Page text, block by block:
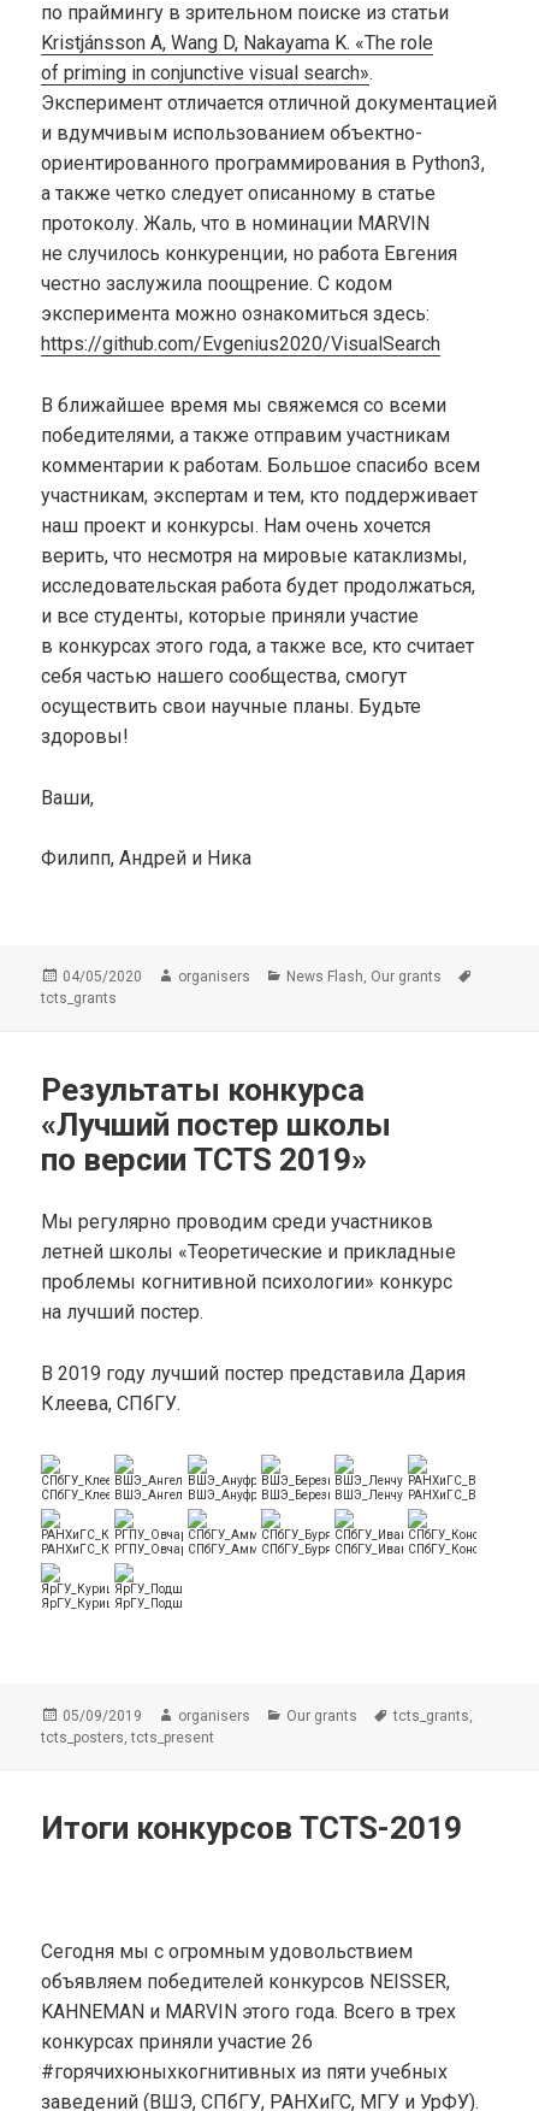
по праймингу в зрительном поиске из статьи
Kristjánsson A, Wang D, Nakayama K. «The role
of priming in conjunctive visual search».
Эксперимент отличается отличной документацией
и вдумчивым использованием объектно-
ориентированного программирования в Python3,
а также четко следует описанному в статье
протоколу. Жаль, что в номинации MARVIN
не случилось конкуренции, но работа Евгения
честно заслужила поощрение. С кодом
эксперимента можно ознакомиться здесь:
https://github.com/Evgenius2020/VisualSearch
В ближайшее время мы свяжемся со всеми
победителями, а также отправим участникам
комментарии к работам. Большое спасибо всем
участникам, экспертам и тем, кто поддерживает
наш проект и конкурсы. Нам очень хочется
верить, что несмотря на мировые катаклизмы,
исследовательская работа будет продолжаться,
и все студенты, которые приняли участие
в конкурсах этого года, а также все, кто считает
себя частью нашего сообщества, смогут
осуществить свои научные планы. Будьте
здоровы!
Ваши,
Филипп, Андрей и Ника
Опубликовано
04/05/2020 Автор
organisers Рубрики
News Flash, Our grants
tcts_grants
Результаты конкурса
«Лучший постер школы
по версии TCTS 2019»
Мы регулярно проводим среди участников
летней школы «Теоретические и прикладные
проблемы когнитивной психологии» конкурс
на лучший постер.
В 2019 году лучший постер представила Дария
Клеева, СПбГУ.
СПбГУ_КлееваВШЭ_АнгельгардВШЭ_АнуфриеваВШЭ_БерезнерВШЭ_ЛенчуковаРАНХиГС_Вязовкина
РАНХиГС_КолачевРГПУ_ОвчароваСПбГУ_АммалайненСПбГУ_БуряченкоСПбГУ_ИвановаСПбГУ_Константинова
ЯрГУ_КурицынЯрГУ_Подшиваленко
Опубликовано
05/09/2019 Автор
organisers Рубрики
Our grants Метки
tcts_grants,
tcts_posters,tcts_present
Итоги конкурсов TCTS-2019
Сегодня мы с огромным удовольствием
объявляем победителей конкурсов NEISSER,
KAHNEMAN и MARVIN этого года. Всего в трех
конкурсах приняли участие 26
#горячихюныхкогнитивных из пяти учебных
заведений (ВШЭ, СПбГУ, РАНХиГС, МГУ и УрФУ).